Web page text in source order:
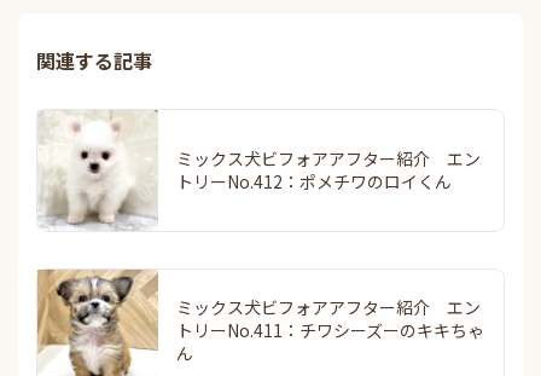
関連する記事
ミックス犬ビフォアアフター紹介 エン
トリーNo.412：ポメチワのロイくん
ミックス犬ビフォアアフター紹介 エン
トリーNo.411：チワシーズーのキキちゃ
ん